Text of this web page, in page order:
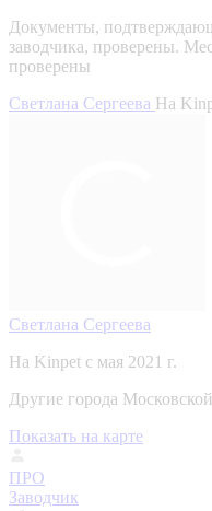
Документы,
заводчика, проверены.
проверены
Светлана Сергеева На
Светлана Сергеева
На Kinpet c мая 2021 г.
Другие города
Показать на карте
ПРО
Заводчик